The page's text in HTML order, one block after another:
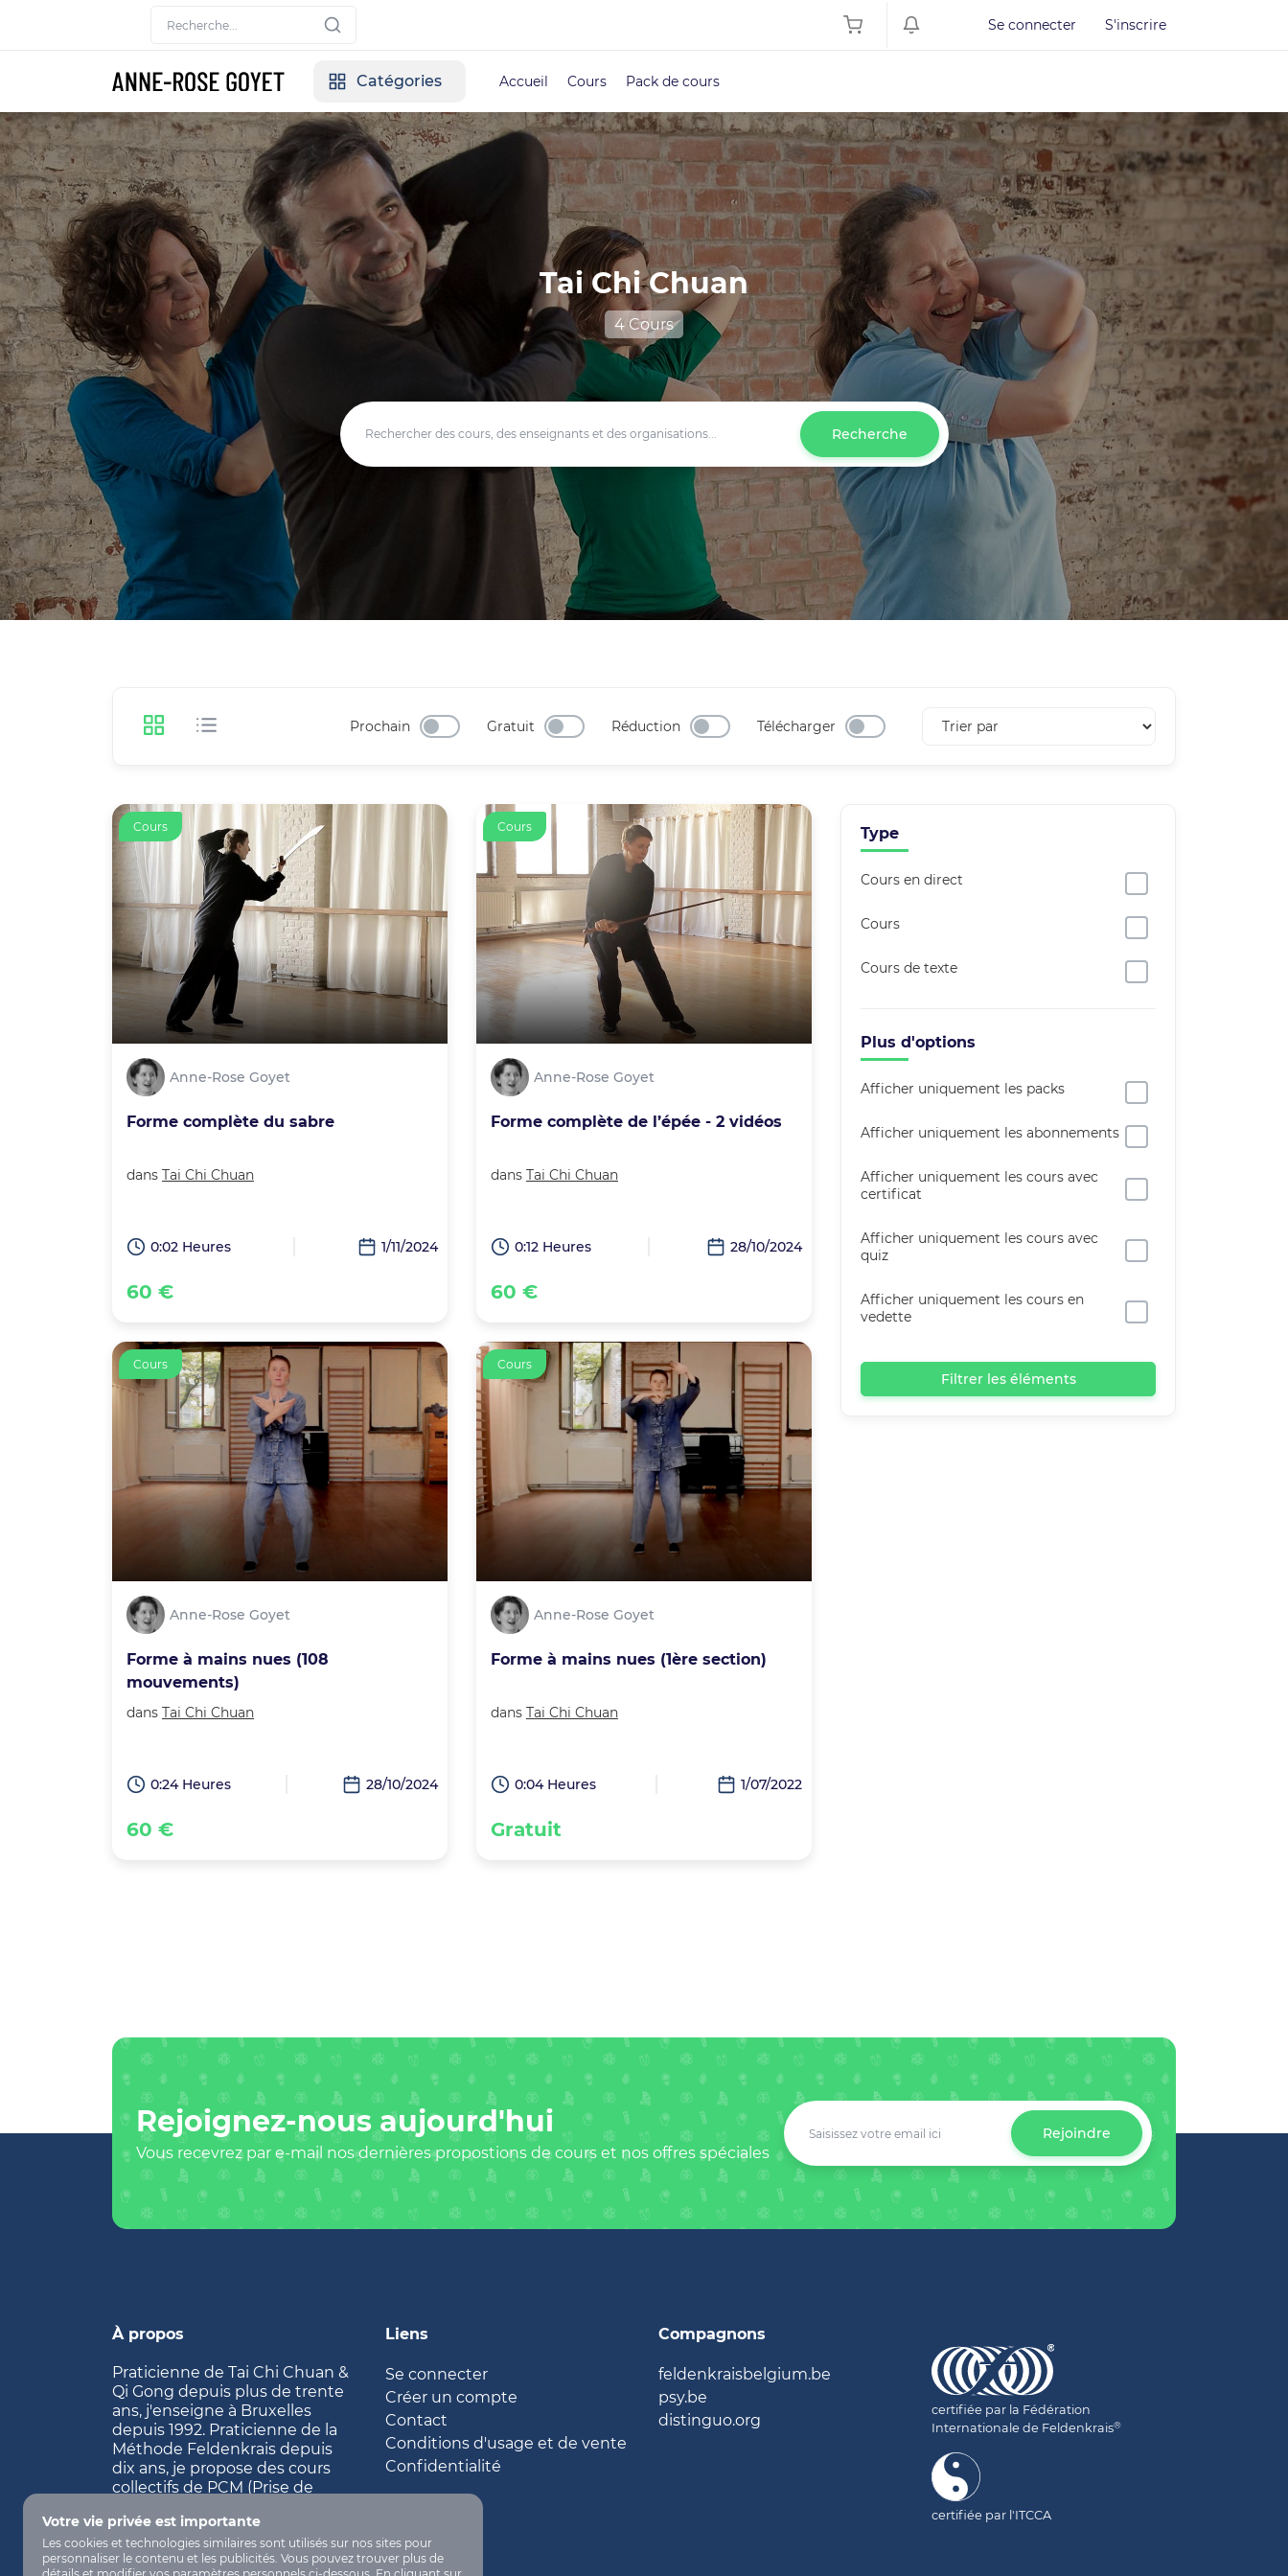
Se connecter S'inscrire
Catégories Accueil Cours Pack de cours
Tai Chi Chuan
4 Cours
Recherche
Prochain Gratuit Réduction Télécharger
Cours
Anne-Rose Goyet
Forme complète du sabre
dans Tai Chi Chuan
0:02 Heures 1/11/2024
60 €
Cours
Anne-Rose Goyet
Forme complète de l’épée - 2 vidéos
dans Tai Chi Chuan
0:12 Heures 28/10/2024
60 €
Cours
Anne-Rose Goyet
Forme à mains nues (108
mouvements)
dans Tai Chi Chuan
0:24 Heures 28/10/2024
60 €
Cours
Anne-Rose Goyet
Forme à mains nues (1ère section)
dans Tai Chi Chuan
0:04 Heures 1/07/2022
Gratuit
Type
Cours en direct
Cours
Cours de texte
Plus d'options
Afficher uniquement les packs
Afficher uniquement les abonnements
Afficher uniquement les cours avec
certificat
Afficher uniquement les cours avec
quiz
Afficher uniquement les cours en
vedette
Filtrer les éléments
Rejoignez-nous aujourd'hui
Vous recevrez par e-mail nos dernières propostions de cours et nos offres spéciales
Rejoindre
À propos
Praticienne de Tai Chi Chuan &
Qi Gong depuis plus de trente
ans, j'enseigne à Bruxelles
depuis 1992. Praticienne de la
Méthode Feldenkrais depuis
dix ans, je propose des cours
collectifs de PCM (Prise de
et leçons individuelles d'IF
(Intégration Fonctionnelle).
Liens
Se connecter
Créer un compte
Contact
Conditions d'usage et de vente
Confidentialité
Compagnons
feldenkraisbelgium.be
psy.be
distinguo.org
certifiée par la Fédération
Internationale de Feldenkrais®
certifiée par l'ITCCA
Votre vie privée est importante
Les cookies et technologies similaires sont utilisés sur nos sites pour
personnaliser le contenu et les publicités. Vous pouvez trouver plus de